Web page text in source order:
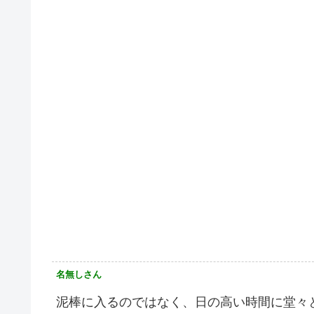
名無しさん
泥棒に入るのではなく、日の高い時間に堂々